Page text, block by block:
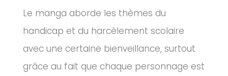
Le manga aborde les thèmes du
handicap et du harcèlement scolaire
avec une certaine bienveillance, surtout
grâce au fait que chaque personnage est